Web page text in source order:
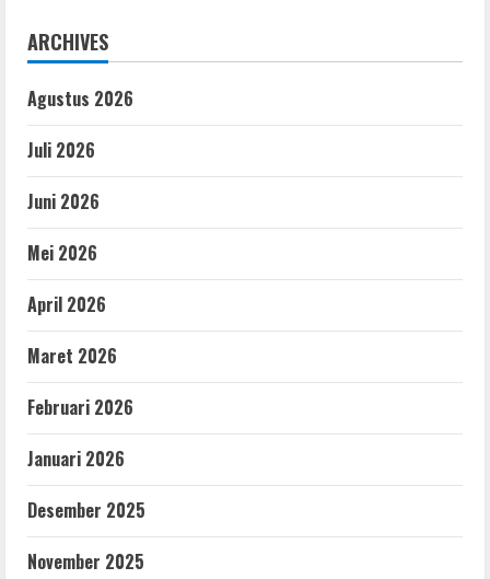
ARCHIVES
Agustus 2026
Juli 2026
Juni 2026
Mei 2026
April 2026
Maret 2026
Februari 2026
Januari 2026
Desember 2025
November 2025